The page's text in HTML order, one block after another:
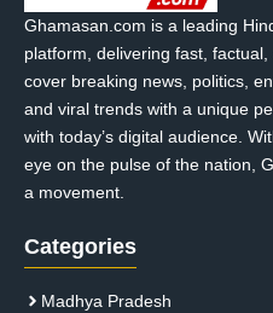
Ghamasan.com is a leading
platform, delivering fast,
cover breaking news, politics,
and viral trends with a unique
with today’s digital audience.
eye on the pulse of the nation,
a movement.
Categories
Madhya Pradesh